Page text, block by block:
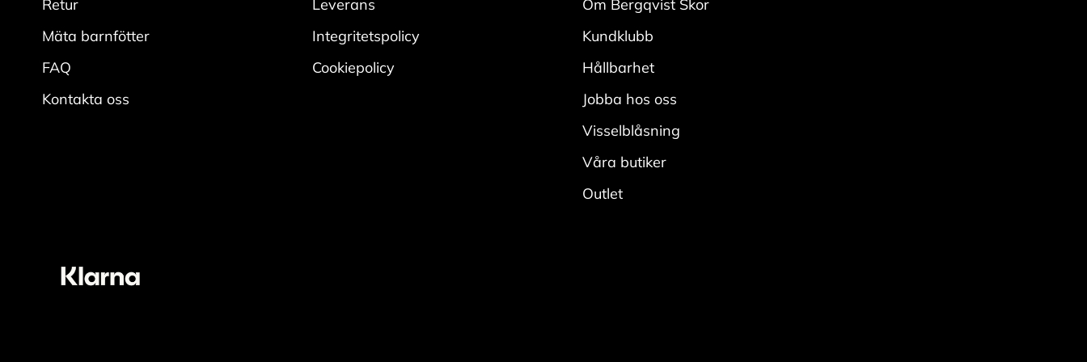
Retur
Mäta barnfötter
FAQ
Kontakta oss
Leverans
Integritetspolicy
Cookiepolicy
Om Bergqvist Skor
Kundklubb
Hållbarhet
Jobba hos oss
Visselblåsning
Våra butiker
Outlet